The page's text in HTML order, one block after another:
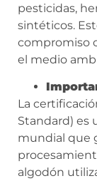
pesticidas,
sintéticos.
compromiso
el medio
La
Standard) es
mundial que
algodón